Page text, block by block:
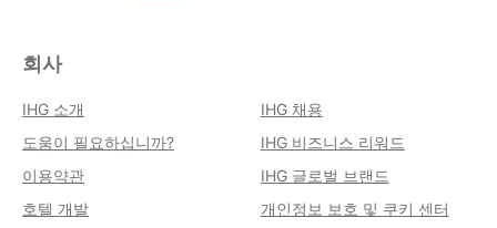
회사
IHG 소개
IHG 채용
도움이 필요하십니까?
IHG 비즈니스 리워드
이용약관
IHG 글로벌 브랜드
호텔 개발
개인정보 보호 및 쿠키 센터